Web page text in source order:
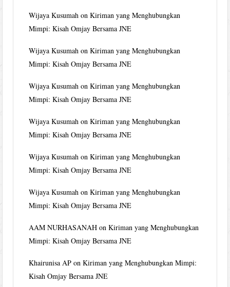
Wijaya Kusumah onKiriman yang Menghubungkan
Mimpi: Kisah Omjay Bersama JNE
Wijaya Kusumah onKiriman yang Menghubungkan
Mimpi: Kisah Omjay Bersama JNE
Wijaya Kusumah onKiriman yang Menghubungkan
Mimpi: Kisah Omjay Bersama JNE
Wijaya Kusumah onKiriman yang Menghubungkan
Mimpi: Kisah Omjay Bersama JNE
Wijaya Kusumah onKiriman yang Menghubungkan
Mimpi: Kisah Omjay Bersama JNE
Wijaya Kusumah onKiriman yang Menghubungkan
Mimpi: Kisah Omjay Bersama JNE
AAM NURHASANAH onKiriman yang Menghubungkan
Mimpi: Kisah Omjay Bersama JNE
Khairunisa AP onKiriman yang Menghubungkan Mimpi:
Kisah Omjay Bersama JNE